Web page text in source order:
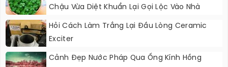
Chậu Vừa Diệt Khuẩn Lại Gọi Lộc Vào Nhà
Hỏi Cách Làm Trắng Lại Đầu Lòng Ceramic
Exciter
Cảnh Đẹp Nước Pháp Qua Ống Kính Hồng